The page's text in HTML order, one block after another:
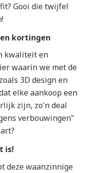
Gooi die twijfel
kortingen
kwaliteit en
waarin we met de
3D design en
elke aankoop een
zijn, zo'n deal
verbouwingen"
is!
deze waanzinnige